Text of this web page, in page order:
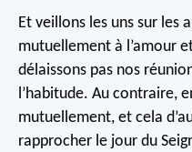
Et veillons les uns sur les
mutuellement à l’amour
délaissons pas nos
l’habitude. Au contraire,
mutuellement, et cela
rapprocher le jour du